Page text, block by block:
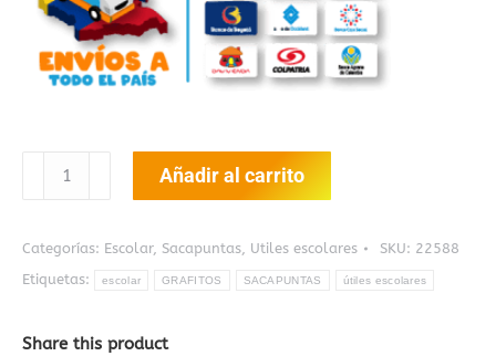
Sacapuntas
Doble
cantidad
Añadir al carrito
Categorías: Escolar, Sacapuntas, Utiles escolares SKU: 22588
Etiquetas:
escolar GRAFITOS SACAPUNTAS útiles escolares
Share this product